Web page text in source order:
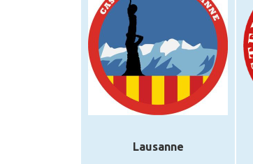
Lausanne